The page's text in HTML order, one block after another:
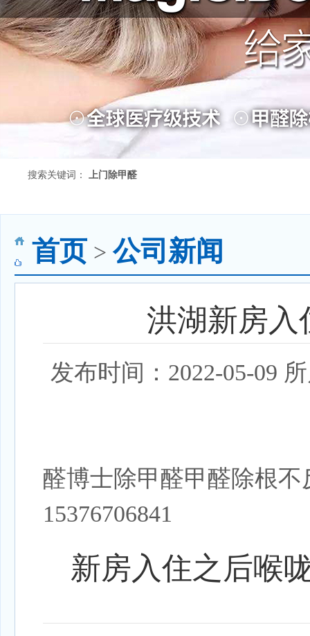
搜索关键词： 上门除甲醛
首页 >公司新闻
洪湖新房入
发布时间：2022-05-09
醛博士除甲醛甲醛除根
15376706841
新房入住之后喉